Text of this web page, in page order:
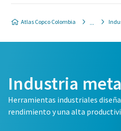
Atlas Copco Colombia
Industria
Herramientas industriales
rendimiento y una alta